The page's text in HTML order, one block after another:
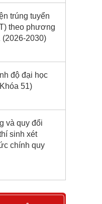
trúng tuyển
theo phương
(2026-2030)
độ đại học
51)
và quy đổi
sinh xét
chính quy